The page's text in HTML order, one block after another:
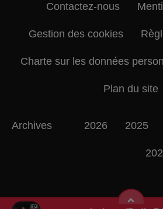
Contactez-nous
Gestion des cookies
Charte sur les données
Plan du site
Archives 2026 2025